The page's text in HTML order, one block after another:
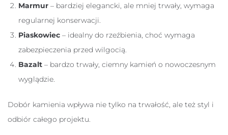
Marmur – bardziej elegancki, ale mniej trwały, wymaga
regularnej konserwacji.
Piaskowiec – idealny do rzeźbienia, choć wymaga
zabezpieczenia przed wilgocią.
Bazalt – bardzo trwały, ciemny kamień o nowoczesnym
wyglądzie.
Dobór kamienia wpływa nie tylko na trwałość, ale też styl i
odbiór całego projektu.